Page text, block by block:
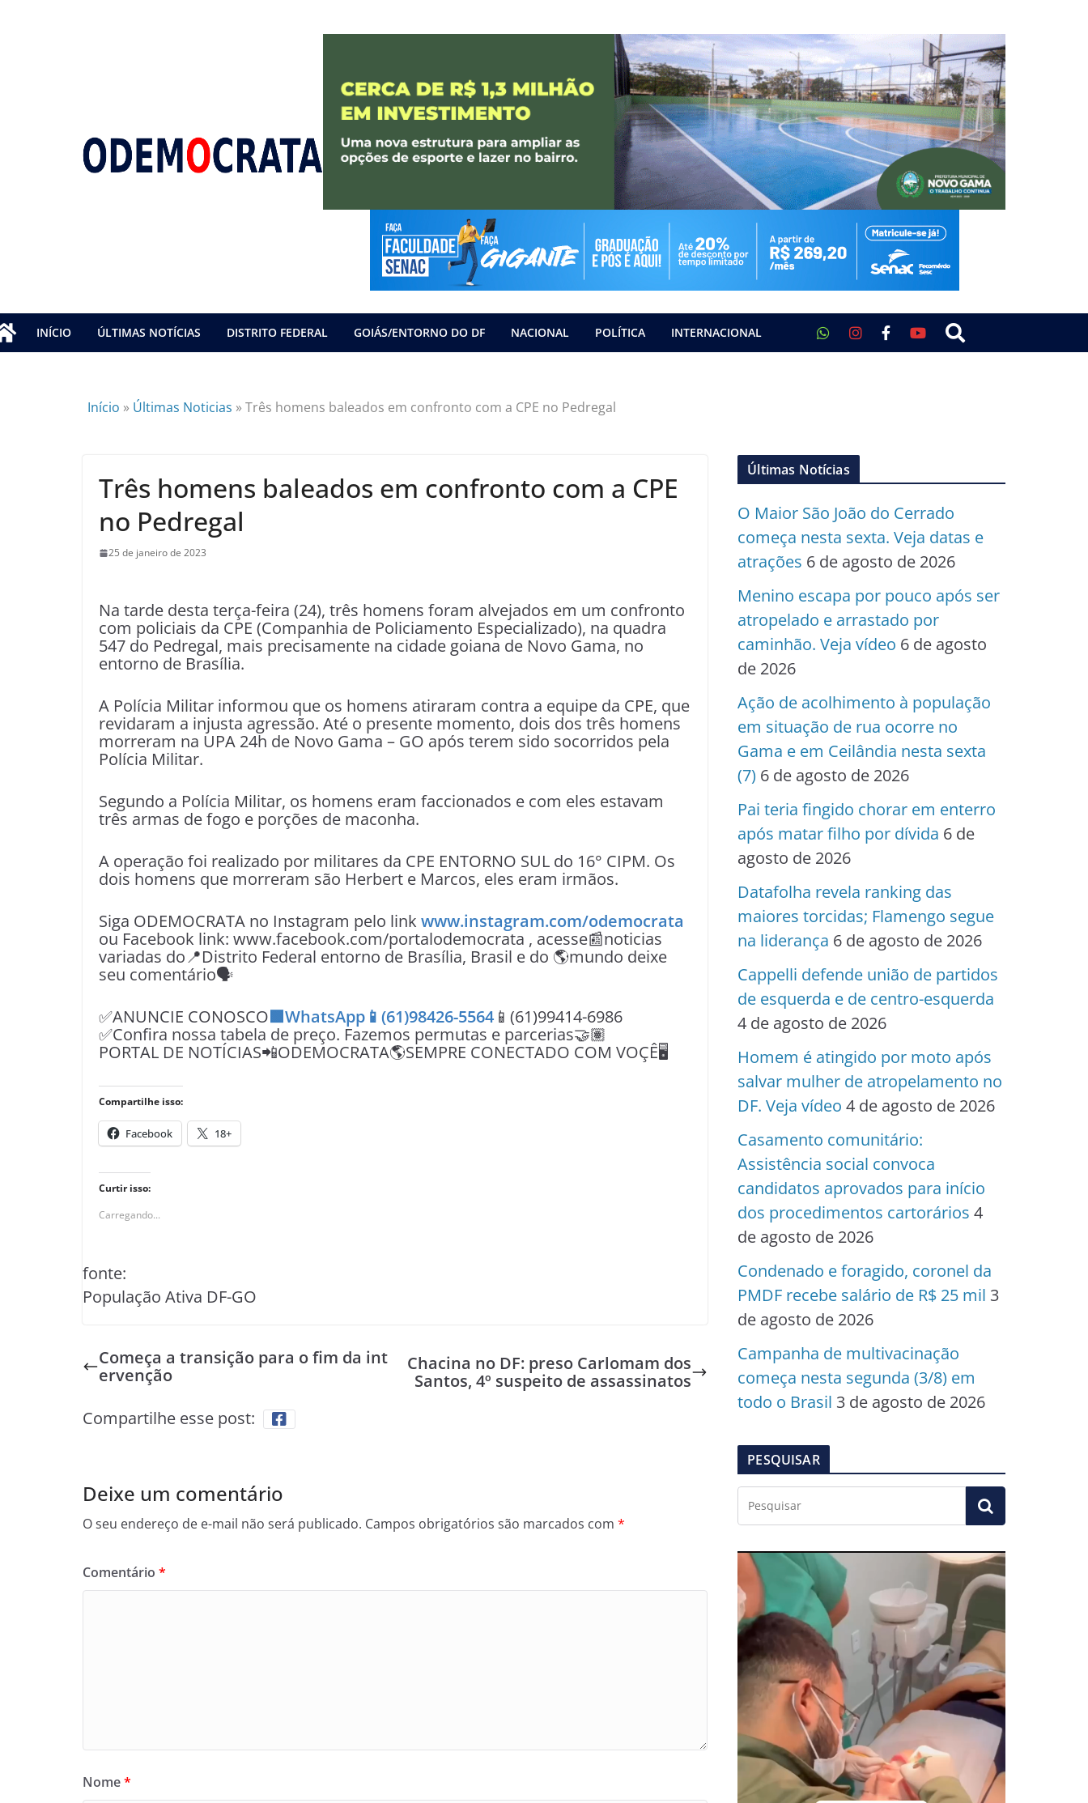
INÍCIO ÚLTIMAS NOTÍCIAS DISTRITO FEDERAL GOIÁS/ENTORNO DO DF NACIONAL POLÍTICA INTERNACIONAL
Início » Últimas Noticias »Três homens baleados em confronto com a CPE no Pedregal
Três homens baleados em confronto com a CPE
no Pedregal
25 de janeiro de 2023
Na tarde desta terça-feira (24), três homens foram alvejados em um confronto
com policiais da CPE (Companhia de Policiamento Especializado), na quadra
547 do Pedregal, mais precisamente na cidade goiana de Novo Gama, no
entorno de Brasília.
A Polícia Militar informou que os homens atiraram contra a equipe da CPE, que
revidaram a injusta agressão. Até o presente momento, dois dos três homens
morreram na UPA 24h de Novo Gama – GO após terem sido socorridos pela
Polícia Militar.
Segundo a Polícia Militar, os homens eram faccionados e com eles estavam
três armas de fogo e porções de maconha.
A operação foi realizado por militares da CPE ENTORNO SUL do 16° CIPM. Os
dois homens que morreram são Herbert e Marcos, eles eram irmãos.
Siga ODEMOCRATA no Instagram pelo link www.instagram.com/odemocrata
ou Facebook link: www.facebook.com/portalodemocrata , acesse📰noticias
variadas do📍Distrito Federal entorno de Brasília, Brasil e do 🌎mundo deixe
seu comentário🗣
✅ANUNCIE CONOSCO🟩WhatsApp📱(61)98426-5564 📱(61)99414-6986
✅Confira nossa tabela de preço. Fazemos permutas e parcerias🤝🏽
PORTAL DE NOTÍCIAS📲ODEMOCRATA🌎SEMPRE CONECTADO COM VOÇÊ🖥️
Compartilhe isso:
Facebook 18+
Curtir isso:
Carregando...
fonte:
População Ativa DF-GO
Começa a transição para o fim da int
ervenção
Chacina no DF: preso Carlomam dos
Santos, 4º suspeito de assassinatos
Compartilhe esse post:
Deixe um comentário
O seu endereço de e-mail não será publicado. Campos obrigatórios são marcados com *
Comentário *
Nome*
Últimas Notícias
O Maior São João do Cerrado
começa nesta sexta. Veja datas e
atrações 6 de agosto de 2026
Menino escapa por pouco após ser
atropelado e arrastado por
caminhão. Veja vídeo 6 de agosto
de 2026
Ação de acolhimento à população
em situação de rua ocorre no
Gama e em Ceilândia nesta sexta
(7) 6 de agosto de 2026
Pai teria fingido chorar em enterro
após matar filho por dívida 6 de
agosto de 2026
Datafolha revela ranking das
maiores torcidas; Flamengo segue
na liderança 6 de agosto de 2026
Cappelli defende união de partidos
de esquerda e de centro-esquerda
4 de agosto de 2026
Homem é atingido por moto após
salvar mulher de atropelamento no
DF. Veja vídeo 4 de agosto de 2026
Casamento comunitário:
Assistência social convoca
candidatos aprovados para início
dos procedimentos cartorários 4
de agosto de 2026
Condenado e foragido, coronel da
PMDF recebe salário de R$ 25 mil 3
de agosto de 2026
Campanha de multivacinação
começa nesta segunda (3/8) em
todo o Brasil 3 de agosto de 2026
PESQUISAR